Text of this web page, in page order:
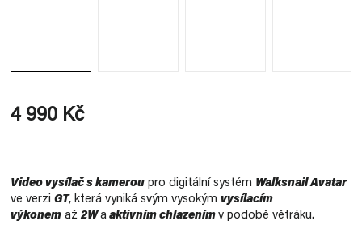
4 990 Kč
Video vysílač s kamerou pro digitální systém Walksnail Avatar
ve verzi GT, která vyniká svým vysokým vysílacím
výkonem až 2Wa aktivním chlazením v podobě větráku.